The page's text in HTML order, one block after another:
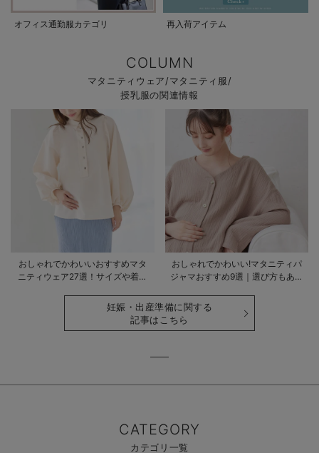
オフィス通勤服カテゴリ 再入荷アイテム
COLUMN
マタニティウェア/マタニティ服/
授乳服の関連情報
おしゃれでかわいいおすすめマタ
ニティウェア27選！サイズや着る
おしゃれでかわいい!マタニティパ
ジャマおすすめ9選｜選び方もあわ
妊娠・出産準備に関する
記事はこちら
CATEGORY
カテゴリ一覧